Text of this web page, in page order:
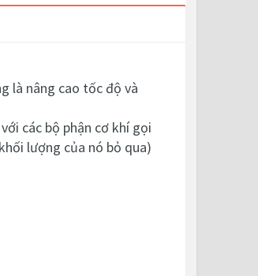
là nâng cao tốc độ và
các bộ phận cơ khí gọi
lượng của nó bỏ qua)